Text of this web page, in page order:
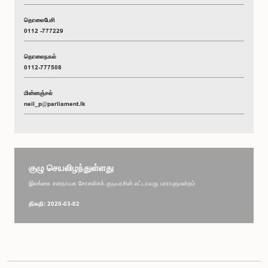
தொலைபேசி
0112 -777229
தொலைநகல்
0112-777508
மின்னஞ்சல்
neil_p@parliament.lk
குழு செயலிழந்துள்ளது
இலங்கை சனநாயக சோசலிசக் குடியரசின் எட்டாவது பாராளுமன்றம்
திகதி: 2020-03-02